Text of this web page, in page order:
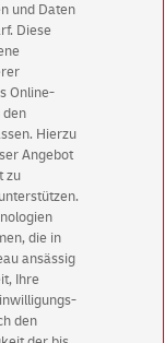
kostet 1,80
Palette an
Besonders
Markenboxen
lassen
Großbrief
und
5 € Gutschein
5 € Gutschein
und Daten
Diese
Online-
den
Hierzu
Angebot
zu
die in
ansässig
Ihre
den